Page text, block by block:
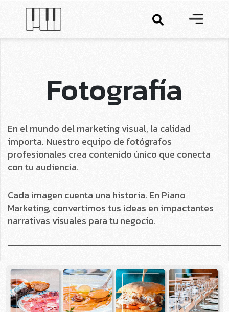
Fotografía
En el mundo del marketing visual, la calidad
importa. Nuestro equipo de fotógrafos
profesionales crea contenido único que conecta
con tu audiencia.
Cada imagen cuenta una historia. En Piano
Marketing, convertimos tus ideas en impactantes
narrativas visuales para tu negocio.